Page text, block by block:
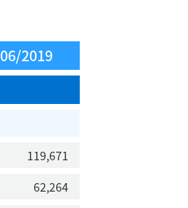
06/2019
119,671
62,264